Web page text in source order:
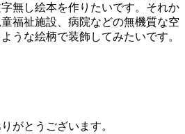
無し絵本を作りたいです。それか
福祉施設、病院などの無機質な空
うな絵柄で装飾してみたいです。
がとうございます。